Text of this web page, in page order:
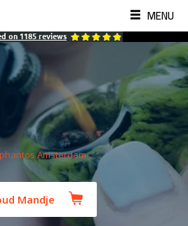
MENU
on 1185 reviews
Mandje